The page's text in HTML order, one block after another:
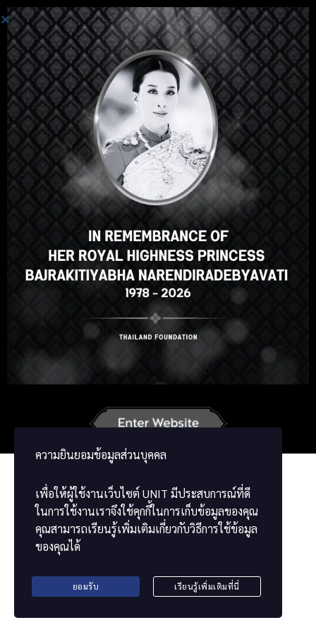
Авторизация
Привет, отличный курс,
правда? Вам нравится этот
курс?
ЗАЧИСЛЕНИЕ НА КУРС
ความยินยอมข้อมูลส่วนบุคคล
เพื่อให้ผู้ใช้งานเว็บไซต์ UNIT มีประสบการณ์ที่ดี
ในการใช้งานเราจึงใช้คุกกี้ในการเก็บข้อมูลของคุณ
คุณสามารถเรียนรู้เพิ่มเติมเกี่ยวกับวิธีการใช้ข้อมูล
ของคุณได้
ยอมรับ เรียนรู้เพิ่มเติมที่นี่
Select your language
English ภาษาไทย
Japanese German
Chinese
ខ្មែរ